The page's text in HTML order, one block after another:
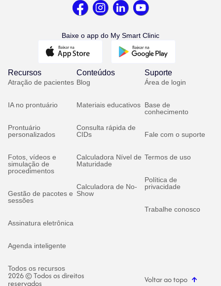
Baixe o app do My Smart Clinic
Recursos
Atração de pacientes
IA no prontuário
Prontuário
personalizados
Fotos, vídeos e
simulação de
procedimentos
Gestão de pacotes e
sessões
Assinatura eletrônica
Agenda inteligente
Todos os recursos
Conteúdos
Blog
Materiais educativos
Consulta rápida de
CIDs
Calculadora Nível de
Maturidade
Calculadora de No-
Show
Suporte
Área de login
Base de
conhecimento
Fale com o suporte
Termos de uso
Política de
privacidade
Trabalhe conosco
2026 © Todos os direitos
reservados Voltar ao topo